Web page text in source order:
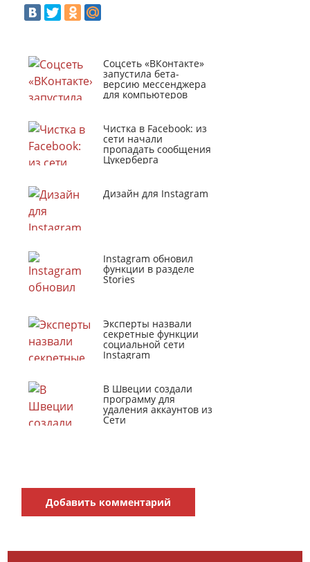
Соцсеть «ВКонтакте»
запустила бета-
версию мессенджера
для компьютеров
Чистка в Facebook: из
сети начали
пропадать сообщения
Цукерберга
Дизайн для Instagram
Instagram обновил
функции в разделе
Stories
Эксперты назвали
секретные функции
социальной сети
Instagram
В Швеции создали
программу для
удаления аккаунтов из
Сети
Добавить комментарий